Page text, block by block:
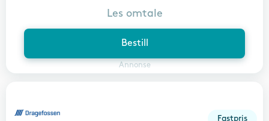
Bestill
Annonse
Les omtale
Fastpris